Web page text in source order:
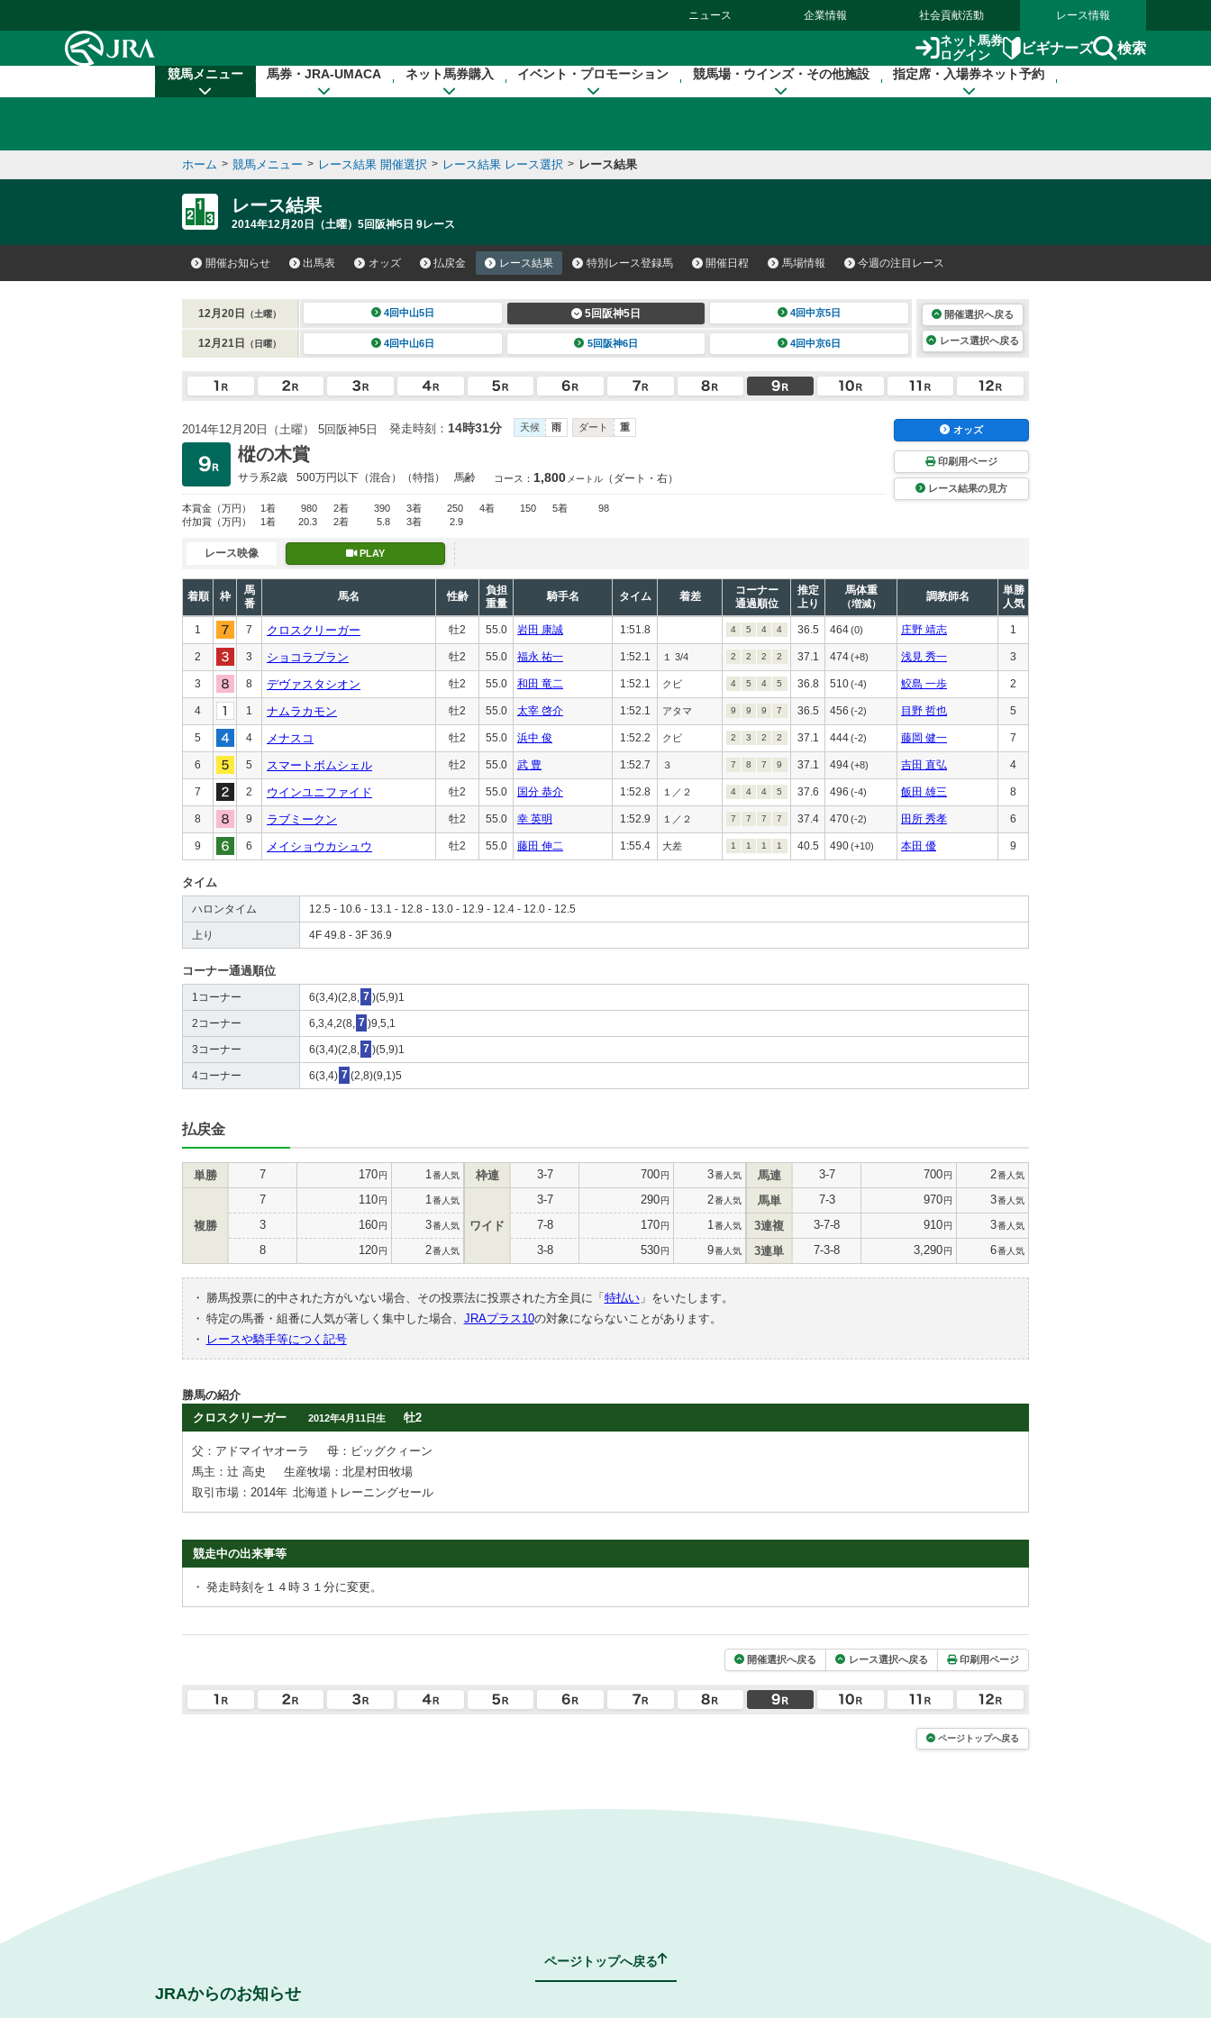
ニュース 企業情報 社会貢献活動 レース情報
ネット馬券
ログイン
ビギナーズ 検索
競馬メニュー 馬券・JRA-UMACA ネット馬券購入 イベント・プロモーション 競馬場・ウインズ・その他施設 指定席・入場券ネット予約
ホーム > 競馬メニュー > レース結果 開催選択 > レース結果 レース選択 > レース結果
レース結果
2014年12月20日（土曜）5回阪神5日 9レース
開催お知らせ 出馬表 オッズ 払戻金 レース結果 特別レース登録馬 開催日程 馬場情報 今週の注目レース
12月20日 （土曜） 4回中山5日 5回阪神5日 4回中京5日
12月21日 （日曜） 4回中山6日 5回阪神6日 4回中京6日
開催選択へ戻る
レース選択へ戻る
2014年12月20日（土曜） 5回阪神5日 発走時刻： 14時31分 天候 雨 ダート 重
樅の木賞
サラ系2歳 500万円以下 （混合）（特指） 馬齢 コース： 1,800 メートル （ダート・右）
本賞金 （万円） 1着 980 2着 390 3着 250 4着 150 5着
98
付加賞 （万円） 1着 20.3 2着 5.8 3着 2.9
オッズ
印刷用ページ
レース結果の見方
レース映像 PLAY
着順 枠
馬
番
馬名 性齢
負担
重量
騎手名 タイム 着差
コーナー
通過順位
推定
上り
馬体重
（増減）
調教師名
単勝
人気
1 7 クロスクリーガー 牡2 55.0 岩田 康誠 1:51.8 4 5 4 4 36.5 464(0) 庄野 靖志 1
2 3 ショコラブラン 牡2 55.0 福永 祐一 1:52.1 １ 3/4 2 2 2 2 37.1 474(+8) 浅見 秀一 3
3 8 デヴァスタシオン 牡2 55.0 和田 竜二 1:52.1 クビ 4 5 4 5 36.8 510(-4) 鮫島 一歩 2
4 1 ナムラカモン 牡2 55.0 太宰 啓介 1:52.1 アタマ 9 9 9 7 36.5 456 (-2) 目野 哲也 5
5 4 メナスコ 牡2 55.0 浜中 俊 1:52.2 クビ 2 3 2 2 37.1 444(-2) 藤岡 健一 7
6 5 スマートボムシェル 牡2 55.0 武 豊 1:52.7 ３ 7 8 7 9 37.1 494(+8) 吉田 直弘 4
7 2 ウインユニファイド 牡2 55.0 国分 恭介 1:52.8 １／２ 4 4 4 5 37.6 496 (-4) 飯田 雄三 8
8 9 ラブミークン 牡2 55.0 幸 英明 1:52.9 １／２ 7 7 7 7 37.4 470(-2) 田所 秀孝 6
9 6 メイショウカシュウ 牡2 55.0 藤田 伸二 1:55.4 大差 1 1 1 1 40.5 490(+10) 本田 優 9
タイム
ハロンタイム 12.5 - 10.6 - 13.1 - 12.8 - 13.0 - 12.9 - 12.4 - 12.0 - 12.5
上り 4F 49.8 - 3F 36.9
コーナー通過順位
1コーナー 6(3,4)(2,8, 7 )(5,9)1
2コーナー 6,3,4,2(8, 7 )9,5,1
3コーナー 6(3,4)(2,8, 7 )(5,9)1
4コーナー 6(3,4) 7 (2,8)(9,1)5
払戻金
単勝 7 170円 1 番人気
複勝
7 110円 1 番人気
3 160円 3番人気
8 120円 2番人気
枠連 3-7 700円 3番人気
ワイド
3-7 290円 2番人気
7-8 170円 1 番人気
3-8 530円 9番人気
馬連 3-7 700円 2番人気
馬単 7-3 970円 3番人気
3連複 3-7-8 910円 3番人気
3連単 7-3-8 3,290円 6番人気
・ 勝馬投票に的中された方がいない場合、その投票法に投票された方全員に「 特払い」をいたします。
・ 特定の馬番・組番に人気が著しく集中した場合、 JRAプラス10の対象にならないことがあります。
・
レースや騎手等につく記号
勝馬の紹介
クロスクリーガー
2012年4月11日生 牡2
父：アドマイヤオーラ
母：ビッグクィーン
馬主：辻 高史
生産牧場：北星村田牧場
取引市場：2014年 北海道トレーニングセール
競走中の出来事等
・ 発走時刻を１４時３１分に変更。
開催選択へ戻る レース選択へ戻る 印刷用ページ
ページトップへ戻る
ページトップへ戻る
JRAからのお知らせ